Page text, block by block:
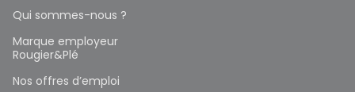
Qui sommes-nous ?
Marque employeur
Rougier&Plé
Nos offres d’emploi